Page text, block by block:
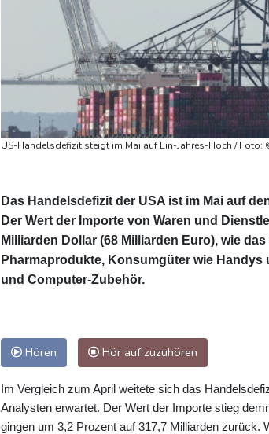
US-Handelsdefizit steigt im Mai auf Ein-Jahres-Hoch / Foto:
Das Handelsdefizit der USA ist im Mai auf
Der Wert der Importe von Waren und
Milliarden Dollar (68 Milliarden Euro), wie
Pharmaprodukte, Konsumgüter wie
und Computer-Zubehör.
Hören Hör auf zuzuhören
Im Vergleich zum April weitete sich das
Analysten erwartet. Der Wert der Importe stieg
gingen um 3,2 Prozent auf 317,7 Milliarden